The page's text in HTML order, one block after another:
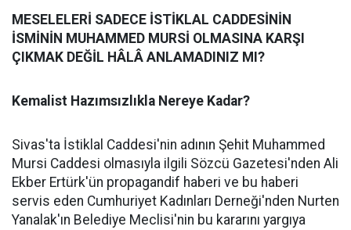
MESELELERİ SADECE İSTİKLAL CADDESİNİN
İSMİNİN MUHAMMED MURSİ OLMASINA KARŞI
ÇIKMAK DEĞİL HÂLÂ ANLAMADINIZ MI?
Kemalist Hazımsızlıkla Nereye Kadar?
Sivas'ta İstiklal Caddesi'nin adının Şehit Muhammed
Mursi Caddesi olmasıyla ilgili Sözcü Gazetesi'nden Ali
Ekber Ertürk'ün propagandif haberi ve bu haberi
servis eden Cumhuriyet Kadınları Derneği'nden Nurten
Yanalak'ın Belediye Meclisi'nin bu kararını yargıya